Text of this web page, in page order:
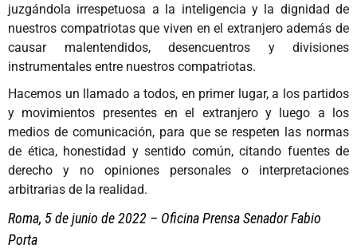
juzgándola irrespetuosa a la inteligencia y la dignidad de
nuestros compatriotas que viven en el extranjero además de
causar malentendidos, desencuentros y divisiones
instrumentales entre nuestros compatriotas.
Hacemos un llamado a todos, en primer lugar, a los partidos
y movimientos presentes en el extranjero y luego a los
medios de comunicación, para que se respeten las normas
de ética, honestidad y sentido común, citando fuentes de
derecho y no opiniones personales o interpretaciones
arbitrarias de la realidad.
Roma, 5 de junio de 2022 – Oficina Prensa Senador Fabio
Porta